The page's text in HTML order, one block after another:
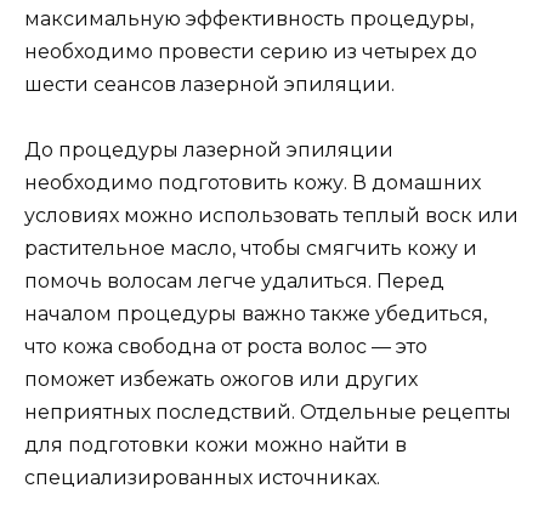
максимальную эффективность процедуры,
необходимо провести серию из четырех до
шести сеансов лазерной эпиляции.
До процедуры лазерной эпиляции
необходимо подготовить кожу. В домашних
условиях можно использовать теплый воск или
растительное масло, чтобы смягчить кожу и
помочь волосам легче удалиться. Перед
началом процедуры важно также убедиться,
что кожа свободна от роста волос — это
поможет избежать ожогов или других
неприятных последствий. Отдельные рецепты
для подготовки кожи можно найти в
специализированных источниках.